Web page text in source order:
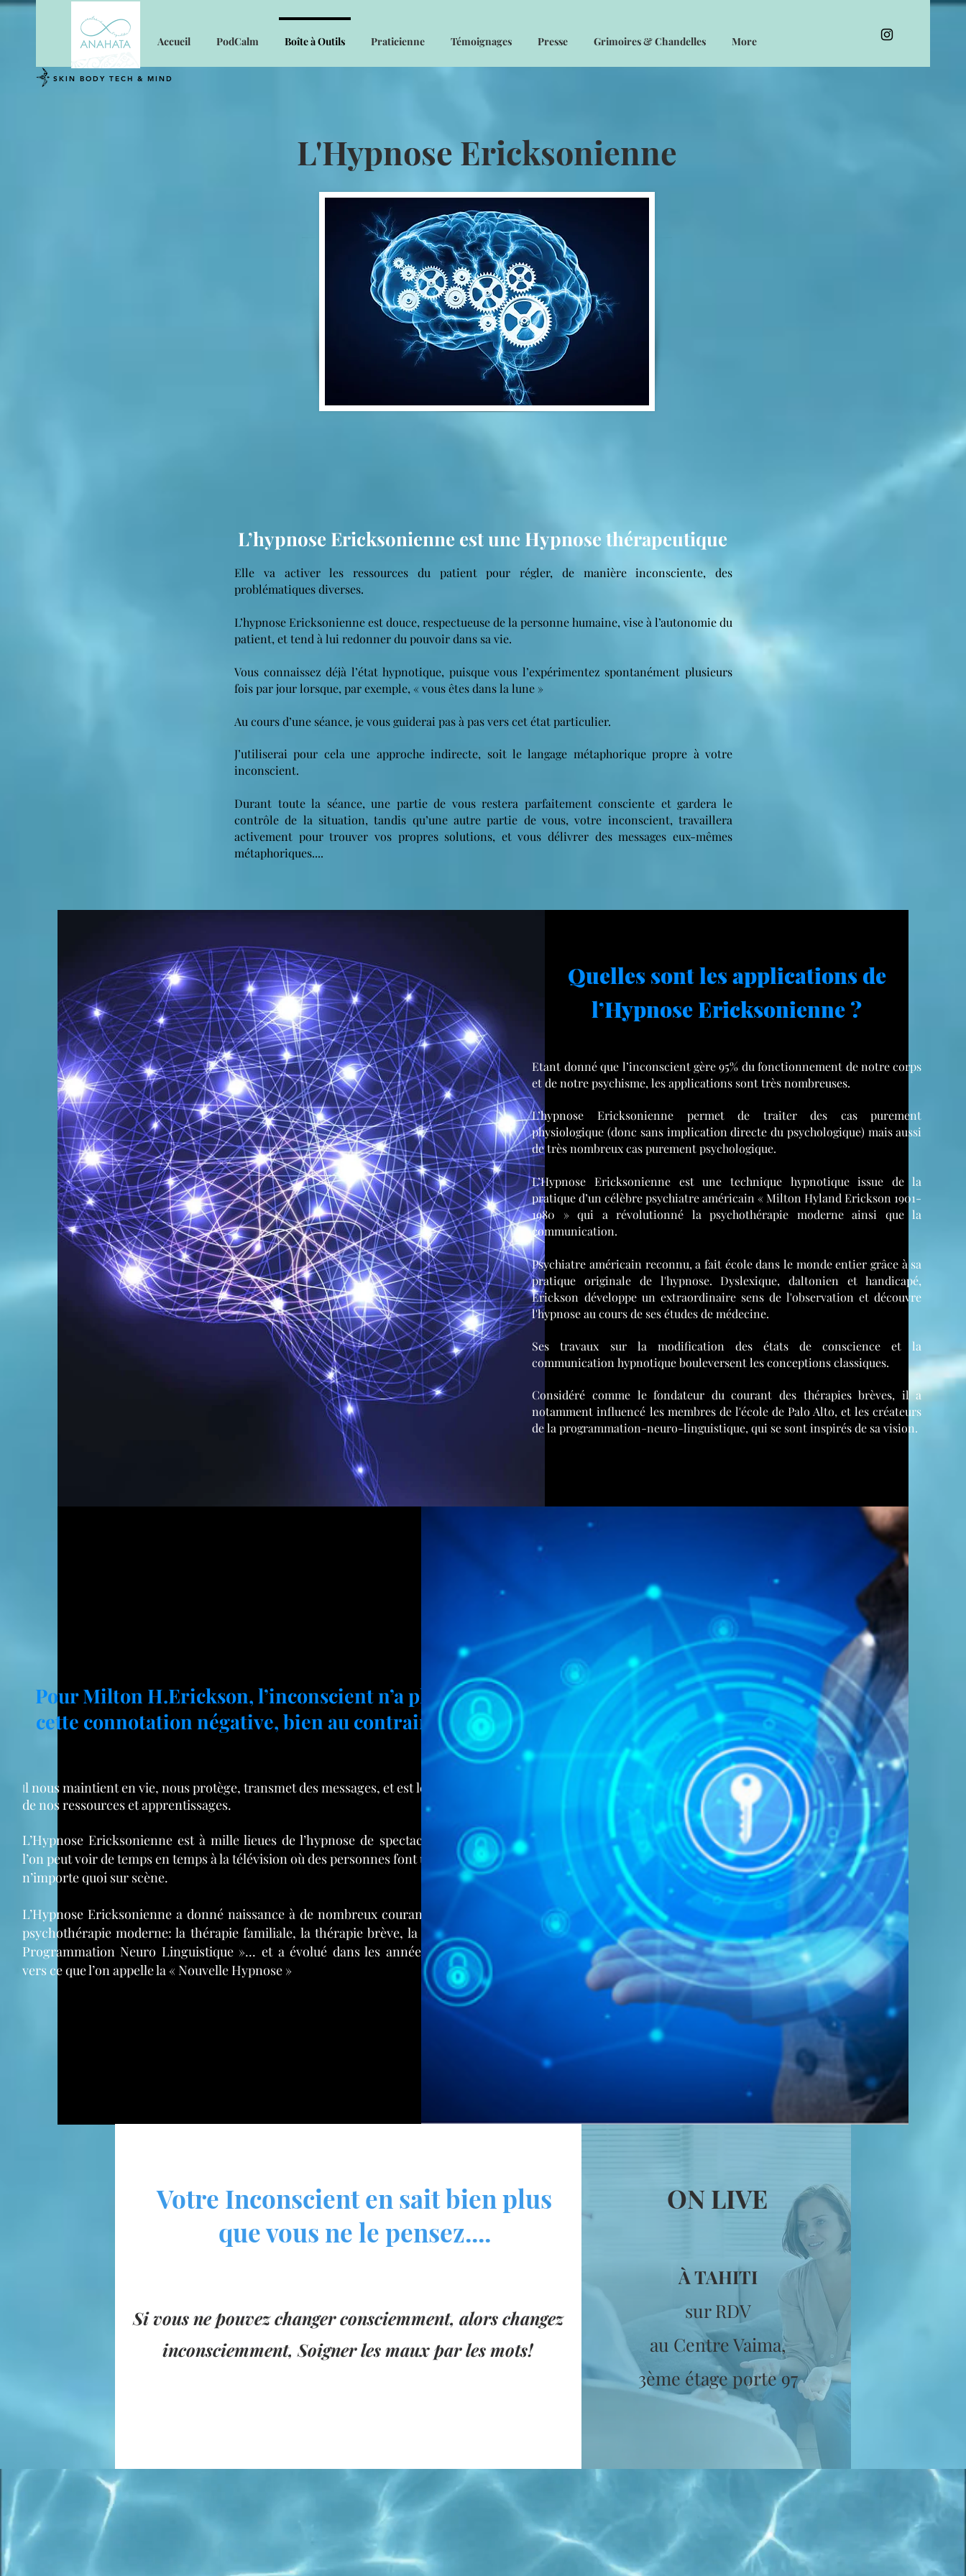
SKIN BODY TECH & MIND
Accueil PodCalm Boîte à Outils Praticienne Témoignages Presse Grimoires & Chandelles More
L'Hypnose Ericksonienne
L’hypnose Ericksonienne est une Hypnose thérapeutique
Elle va activer les ressources du patient pour régler, de manière inconsciente, des
problématiques diverses.
L’hypnose Ericksonienne est douce, respectueuse de la personne humaine, vise à l’autonomie du
patient, et tend à lui redonner du pouvoir dans sa vie.
Vous connaissez déjà l’état hypnotique, puisque vous l’expérimentez spontanément plusieurs
fois par jour lorsque, par exemple, « vous êtes dans la lune »
Au cours d’une séance, je vous guiderai pas à pas vers cet état particulier.
J’utiliserai pour cela une approche indirecte, soit le langage métaphorique propre à votre
inconscient.
Durant toute la séance, une partie de vous restera parfaitement consciente et gardera le
contrôle de la situation, tandis qu’une autre partie de vous, votre inconscient, travaillera
activement pour trouver vos propres solutions, et vous délivrer des messages eux-mêmes
métaphoriques....
Quelles sont les applications de
l’Hypnose Ericksonienne ?
Etant donné que l’inconscient gère 95% du fonctionnement de notre corps
et de notre psychisme, les applications sont très nombreuses.
L’hypnose Ericksonienne permet de traiter des cas purement
physiologique (donc sans implication directe du psychologique) mais aussi
de très nombreux cas purement psychologique.
L’Hypnose Ericksonienne est une technique hypnotique issue de la
pratique d’un célèbre psychiatre américain « Milton Hyland Erickson 1901-
1980 » qui a révolutionné la psychothérapie moderne ainsi que la
communication.
Psychiatre américain reconnu, a fait école dans le monde entier grâce à sa
pratique originale de l'hypnose. Dyslexique, daltonien et handicapé,
Erickson développe un extraordinaire sens de l'observation et découvre
l'hypnose au cours de ses études de médecine.
Ses travaux sur la modification des états de conscience et la
communication hypnotique bouleversent les conceptions classiques.
Considéré comme le fondateur du courant des thérapies brèves, il a
notamment influencé les membres de l'école de Palo Alto, et les créateurs
de la programmation-neuro-linguistique, qui se sont inspirés de sa vision.
Pour Milton H.Erickson, l’inconscient n’a plus
cette connotation négative, bien au contraire!
Il nous maintient en vie, nous protège, transmet des messages, et est le siège
de nos ressources et apprentissages.
L’Hypnose Ericksonienne est à mille lieues de l’hypnose de spectacle que
l’on peut voir de temps en temps à la télévision où des personnes font un peu
n’importe quoi sur scène.
L’Hypnose Ericksonienne a donné naissance à de nombreux courant de la
psychothérapie moderne: la thérapie familiale, la thérapie brève, la PNL «
Programmation Neuro Linguistique »... et a évolué dans les années 1980
vers ce que l’on appelle la « Nouvelle Hypnose »
Votre Inconscient en sait bien plus
que vous ne le pensez....
Si vous ne pouvez changer consciemment, alors changez
inconsciemment, Soigner les maux par les mots!
ON LIVE
À TAHITI
sur RDV
au Centre Vaima,
3ème étage porte 97